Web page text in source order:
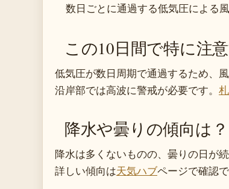
数日ごとに通過する低気圧による
この10日間で特に注
低気圧が数日周期で通過するため、風
沿岸部では高波に警戒が必要です。
降水や曇りの傾向は？
降水は多くないものの、曇りの日が
詳しい傾向は天気ハブページで確認で